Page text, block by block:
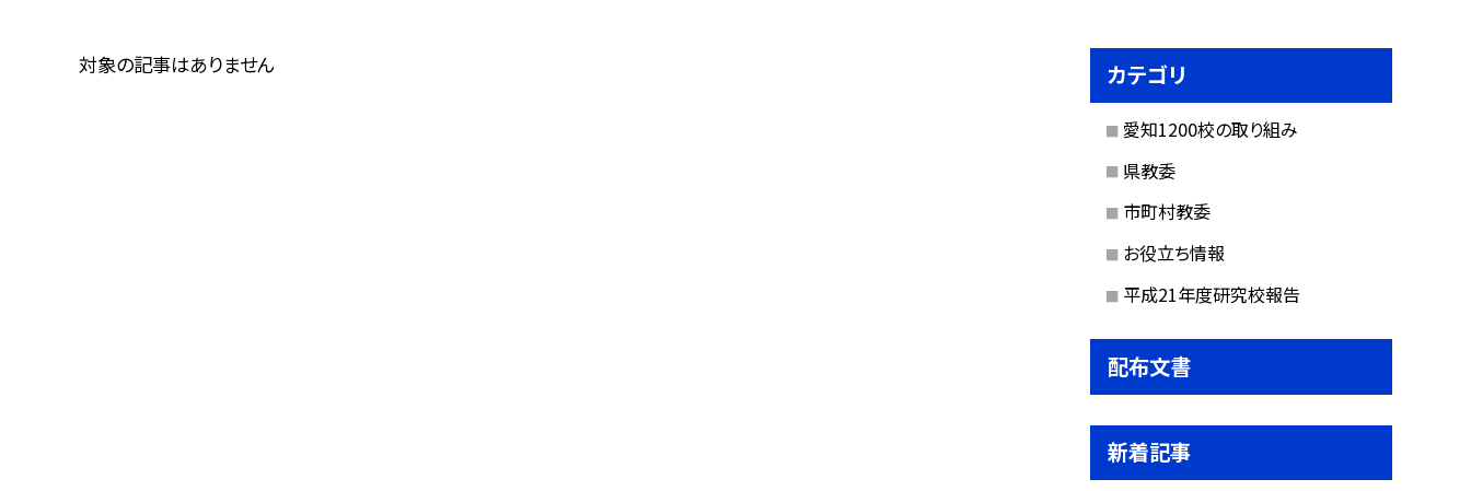
対象の記事はありません カテゴリ
愛知1200校の取り組み
県教委
市町村教委
お役立ち情報
平成21年度研究校報告
配布文書
新着記事